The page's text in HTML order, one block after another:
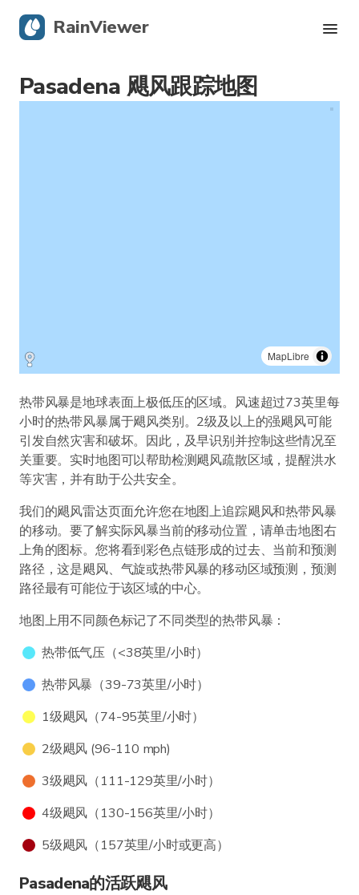
Pasadena 飓风跟踪地图
MapLibre
热带风暴是地球表面上极低压的区域。风速超过73英里每
小时的热带风暴属于飓风类别。2级及以上的强飓风可能
引发自然灾害和破坏。因此，及早识别并控制这些情况至
关重要。实时地图可以帮助检测飓风疏散区域，提醒洪水
等灾害，并有助于公共安全。
我们的飓风雷达页面允许您在地图上追踪飓风和热带风暴
的移动。要了解实际风暴当前的移动位置，请单击地图右
上角的图标。您将看到彩色点链形成的过去、当前和预测
路径，这是飓风、气旋或热带风暴的移动区域预测，预测
路径最有可能位于该区域的中心。
地图上用不同颜色标记了不同类型的热带风暴：
热带低气压（<38英里/小时）
热带风暴（39-73英里/小时）
1级飓风（74-95英里/小时）
2级飓风 (96-110 mph)
3级飓风（111-129英里/小时）
4级飓风（130-156英里/小时）
5级飓风（157英里/小时或更高）
Pasadena的活跃飓风
RainViewer
实时雷达